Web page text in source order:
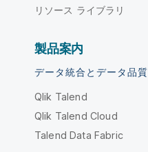
リソース ライブラリ
製品案内
データ統合とデータ品質
Qlik Talend
Qlik Talend Cloud
Talend Data Fabric